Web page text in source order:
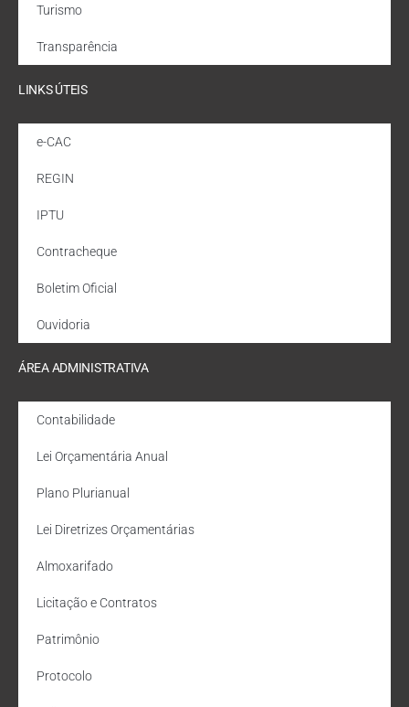
Turismo
Transparência
LINKS ÚTEIS
e-CAC
REGIN
IPTU
Contracheque
Boletim Oficial
Ouvidoria
ÁREA ADMINISTRATIVA
Contabilidade
Lei Orçamentária Anual
Plano Plurianual
Lei Diretrizes Orçamentárias
Almoxarifado
Licitação e Contratos
Patrimônio
Protocolo